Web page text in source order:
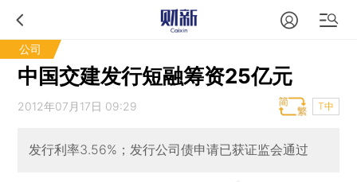
公司
中国交建发行短融筹资25亿元
2012年07月17日 09:29 T中
发行利率3.56%；发行公司债申请已获证监会通过